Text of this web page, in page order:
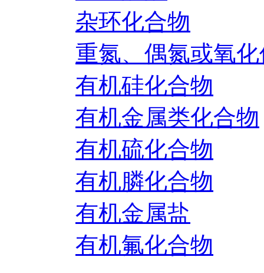
杂环化合物
重氮、偶氮或氧
有机硅化合物
有机金属类化合物
有机硫化合物
有机膦化合物
有机金属盐
有机氟化合物